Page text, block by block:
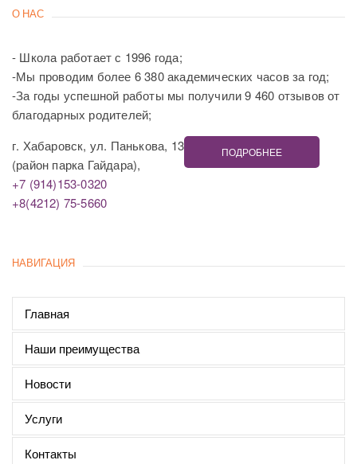
О НАС
- Школа работает с 1996 года;
-Мы проводим более 6 380 академических часов за год;
-За годы успешной работы мы получили 9 460 отзывов от
благодарных родителей;
г. Хабаровск, ул. Панькова, 13
(район парка Гайдара),
+7 (914)153-0320
+8(4212) 75-5660
ПОДРОБНЕЕ
НАВИГАЦИЯ
Главная
Наши преимущества
Новости
Услуги
Контакты